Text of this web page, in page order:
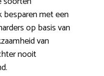
met een
op basis van
van
nooit